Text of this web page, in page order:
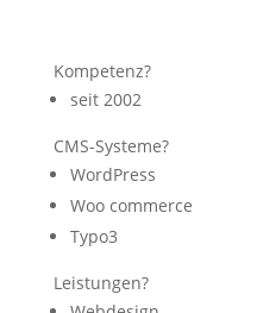
Kompetenz?
seit 2002
CMS-Systeme?
WordPress
Woo commerce
Typo3
Leistungen?